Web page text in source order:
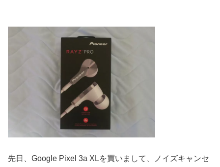
先日、Google Pixel 3a XLを買いまして、ノイズキャンセ